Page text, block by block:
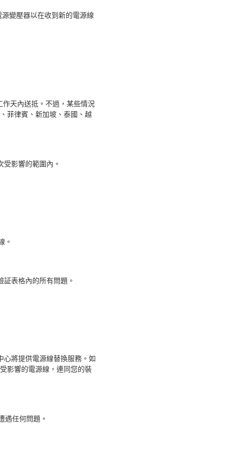
變壓器以在收到新的電源線
天內送抵。不過，某些情況
菲律賓、新加坡、泰國、越
影響的範圍內。
。
表格內的所有問題。
心將提供電源線替換服務。如
影響的電源線，連同您的裝
遇任何問題。